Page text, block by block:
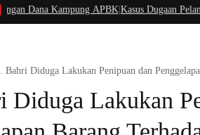
APBK|Kasus Dugaan Pelanggaran
Bahri Diduga Lakukan Penipuan dan
Diduga Lakukan